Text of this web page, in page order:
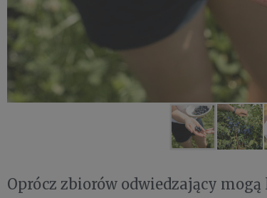
Oprócz zbiorów odwiedzający